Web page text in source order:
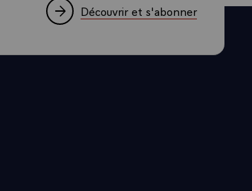
Découvrir et s'abonner